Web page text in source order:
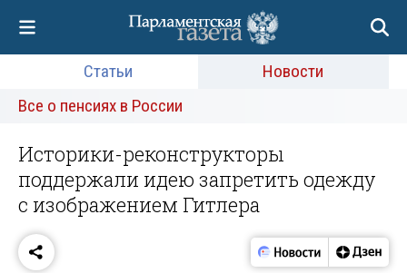
Статьи
Новости
Все о пенсиях в России
Историки-реконструкторы
поддержали идею запретить одежду
с изображением Гитлера